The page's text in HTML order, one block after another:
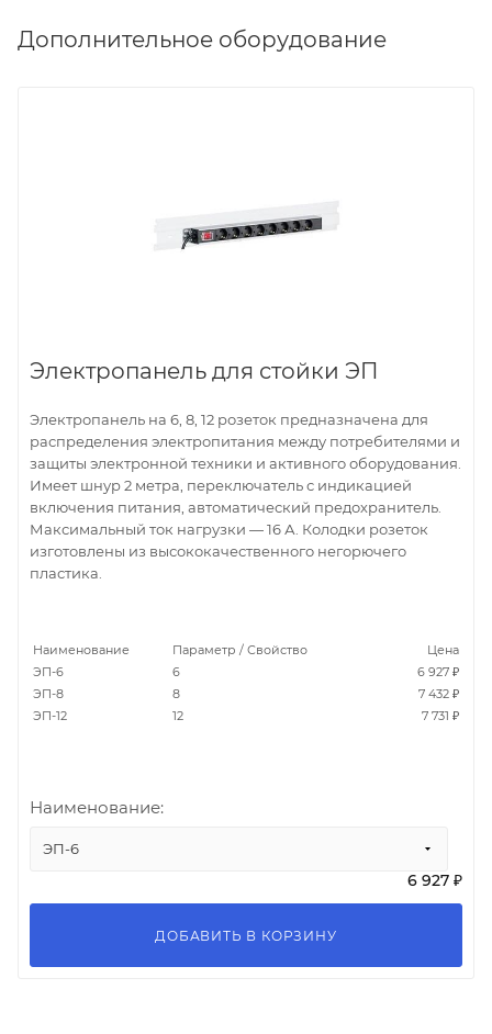
Дополнительное оборудование
Электропанель для стойки ЭП
Электропанель на 6, 8, 12 розеток предназначена для
распределения электропитания между потребителями и
защиты электронной техники и активного оборудования.
Имеет шнур 2 метра, переключатель с индикацией
включения питания, автоматический предохранитель.
Максимальный ток нагрузки — 16 А. Колодки розеток
изготовлены из высококачественного негорючего
пластика.
Наименование Параметр / Свойство
Цена
ЭП-6
6
6 927 ₽
ЭП-8
8
7 432 ₽
ЭП-12
12 7 731 ₽
Наименование:
ЭП-6
6 927 ₽
ДОБАВИТЬ В КОРЗИНУ